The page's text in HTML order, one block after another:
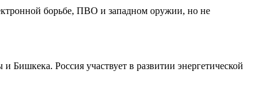
борьбе, ПВО и западном оружии, но не
Россия участвует в развитии энергетической